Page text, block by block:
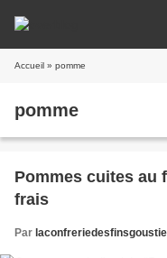
Accueil » pomme
pomme
Pommes cuites au
frais
Par